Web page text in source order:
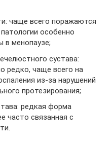
чаще всего поражаются
особенно
менопаузе;
сустава:
редко, чаще всего на
из-за нарушений
протезирования;
редкая форма
часто связанная с